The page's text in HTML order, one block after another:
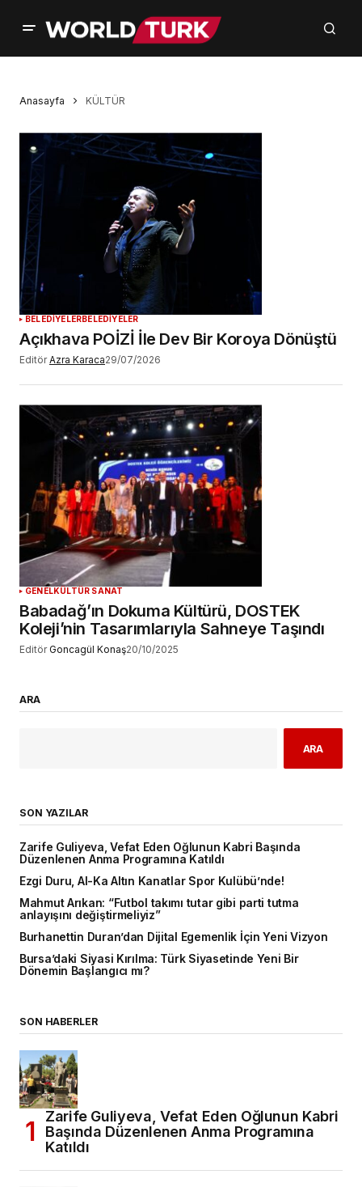
Anasayfa KÜLTÜR
BELEDİYELERBELEDİYELER
Açıkhava POİZİ İle Dev Bir Koroya Dönüştü
Editör Azra Karaca29/07/2026
GENELKÜLTÜR SANAT
Babadağ’ın Dokuma Kültürü, DOSTEK
Koleji’nin Tasarımlarıyla Sahneye Taşındı
Editör Goncagül Konaş20/10/2025
ARA
ARA
SON YAZILAR
Zarife Guliyeva, Vefat Eden Oğlunun Kabri Başında
Düzenlenen Anma Programına Katıldı
Ezgi Duru, Al-Ka Altın Kanatlar Spor Kulübü’nde!
Mahmut Arıkan: “Futbol takımı tutar gibi parti tutma
anlayışını değiştirmeliyiz”
Burhanettin Duran’dan Dijital Egemenlik İçin Yeni Vizyon
Bursa’daki Siyasi Kırılma: Türk Siyasetinde Yeni Bir
Dönemin Başlangıcı mı?
SON HABERLER
Zarife Guliyeva, Vefat Eden Oğlunun Kabri
Başında Düzenlenen Anma Programına
Katıldı